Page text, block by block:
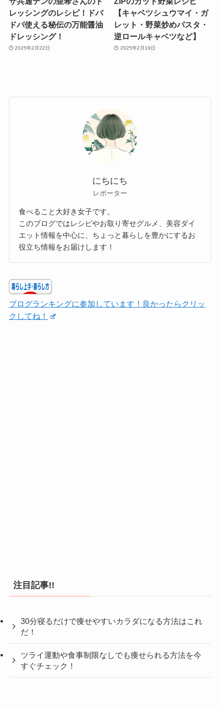
レッシングのレシピ！ドバ
ドバ使える秘伝の万能醤油
ドレッシング！
2025年2月22日
【キャベツシュウマイ・ガ
レット・野菜炒めパスタ・
逆ロールキャベツなど】
2025年2月19日
にちにち
レポーター
食べること大好き女子です。
このブログではレシピやお取り寄せグルメ、美容ダイ
エット情報を中心に、ちょっと暮らしを豊かにするお
役立ち情報をお届けします！
ブログランキングに参加しています！良かったらクリッ
クしてね！
注目記事!!
30分寝るだけで痩せやすいカラダになる方法はこれ
だ！
ツライ運動や食事制限なしでも痩せられる方法を今
すぐチェック！